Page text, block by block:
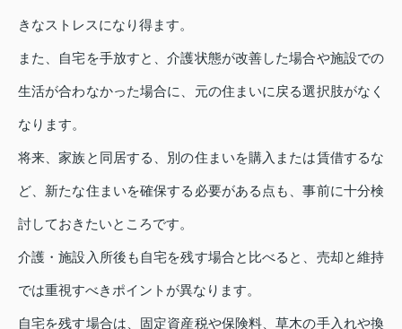
きなストレスになり得ます。
また、自宅を手放すと、介護状態が改善した場合や施設での
生活が合わなかった場合に、元の住まいに戻る選択肢がなく
なります。
将来、家族と同居する、別の住まいを購入または賃借するな
ど、新たな住まいを確保する必要がある点も、事前に十分検
討しておきたいところです。
介護・施設入所後も自宅を残す場合と比べると、売却と維持
では重視すべきポイントが異なります。
自宅を残す場合は、固定資産税や保険料、草木の手入れや換